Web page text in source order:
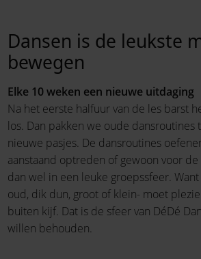
Dansen is de leukste
bewegen
Elke 10 weken een nieuwe uitdaging
Na het eerste halfuur van de les barst
los. Dan pakken we oude dansroutines
nieuwe pasjes. De dansroutines
aanstaand optreden of gewoon voor
dan wel in een leuke groepssfeer.
oud, dik dun, groot of klein- moet
buiten kijf. Dat is de sfeer van DéDé
willen behouden.